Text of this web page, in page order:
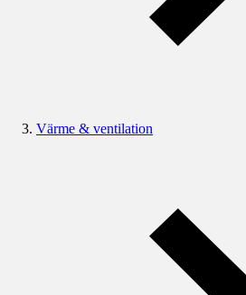
Värme & ventilation